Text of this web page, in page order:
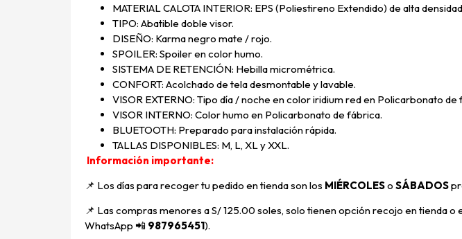
MATERIAL CALOTA INTERIOR: EPS (Poliestireno Extendido) de alta
TIPO: Abatible doble visor.
DISEÑO: Karma negro mate / rojo.
SPOILER: Spoiler en color humo.
SISTEMA DE RETENCIÓN: Hebilla micrométrica.
CONFORT: Acolchado de tela desmontable y lavable.
VISOR EXTERNO: Tipo día / noche en color iridium red en Policarbonato de
VISOR INTERNO: Color humo en Policarbonato de fábrica.
BLUETOOTH: Preparado para instalación rápida.
TALLAS DISPONIBLES: M, L, XL y XXL.
Información importante:
📌 Los días para recoger tu pedido en tienda son los MIÉRCOLESo SÁBADOS
📌 Las compras menores a S/ 125.00 soles, solo tienen opción recojo en tienda
WhatsApp 📲 987965451).